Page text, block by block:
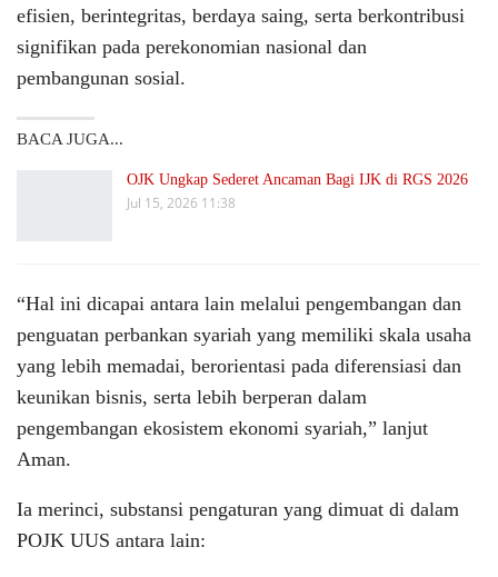
efisien, berintegritas, berdaya saing, serta berkontribusi
signifikan pada perekonomian nasional dan
pembangunan sosial.
BACA JUGA...
OJK Ungkap Sederet Ancaman Bagi IJK di RGS 2026
Jul 15, 2026 11:38
“Hal ini dicapai antara lain melalui pengembangan dan
penguatan perbankan syariah yang memiliki skala usaha
yang lebih memadai, berorientasi pada diferensiasi dan
keunikan bisnis, serta lebih berperan dalam
pengembangan ekosistem ekonomi syariah,” lanjut
Aman.
Ia merinci, substansi pengaturan yang dimuat di dalam
POJK UUS antara lain: